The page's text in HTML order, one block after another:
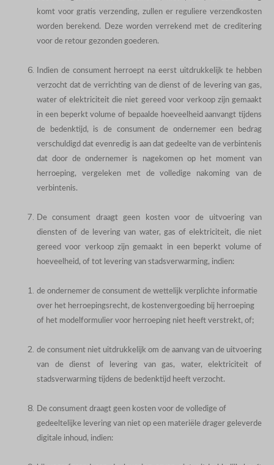
komt voor gratis verzending, zullen er reguliere verzendkosten
worden berekend. Deze worden verrekend met de creditering
voor de retour gezonden goederen.
Indien de consument herroept na eerst uitdrukkelijk te hebben
verzocht dat de verrichting van de dienst of de levering van gas,
water of elektriciteit die niet gereed voor verkoop zijn gemaakt
in een beperkt volume of bepaalde hoeveelheid aanvangt tijdens
de bedenktijd, is de consument de ondernemer een bedrag
verschuldigd dat evenredig is aan dat gedeelte van de verbintenis
dat door de ondernemer is nagekomen op het moment van
herroeping, vergeleken met de volledige nakoming van de
verbintenis.
De consument draagt geen kosten voor de uitvoering van
diensten of de levering van water, gas of elektriciteit, die niet
gereed voor verkoop zijn gemaakt in een beperkt volume of
hoeveelheid, of tot levering van stadsverwarming, indien:
de ondernemer de consument de wettelijk verplichte informatie
over het herroepingsrecht, de kostenvergoeding bij herroeping
of het modelformulier voor herroeping niet heeft verstrekt, of;
de consument niet uitdrukkelijk om de aanvang van de uitvoering
van de dienst of levering van gas, water, elektriciteit of
stadsverwarming tijdens de bedenktijd heeft verzocht.
De consument draagt geen kosten voor de volledige of
gedeeltelijke levering van niet op een materiële drager geleverde
digitale inhoud, indien: